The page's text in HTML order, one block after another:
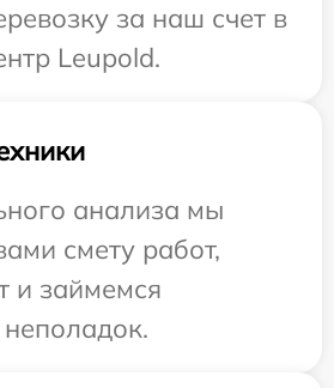
за наш счет в
Leupold.
анализа мы
смету работ,
и займемся